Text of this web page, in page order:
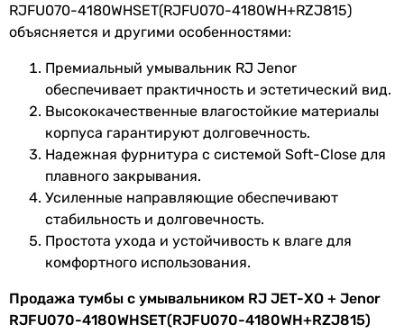
RJFU070-4180WHSET(RJFU070-4180WH+RZJ815)
объясняется и другими особенностями:
Премиальный умывальник RJ Jenor
обеспечивает практичность и эстетический вид.
Высококачественные влагостойкие материалы
корпуса гарантируют долговечность.
Надежная фурнитура с системой Soft-Close для
плавного закрывания.
Усиленные направляющие обеспечивают
стабильность и долговечность.
Простота ухода и устойчивость к влаге для
комфортного использования.
Продажа тумбы с умывальником RJ JET-ХО + Jenor
RJFU070-4180WHSET(RJFU070-4180WH+RZJ815)